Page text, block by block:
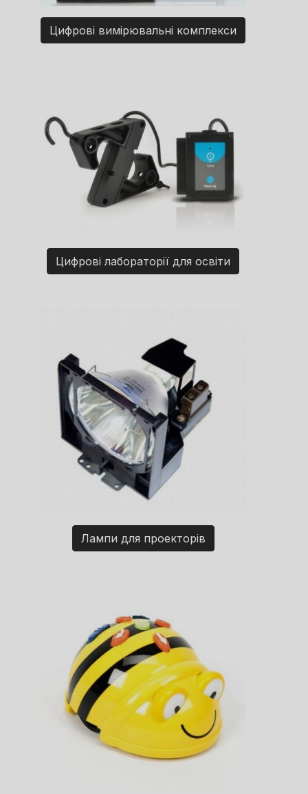
Цифрові вимірювальні комплекси
Цифрові лабораторії для освіти
Лампи для проекторів